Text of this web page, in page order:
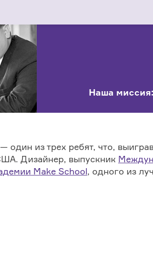
Наша миссия:
из трех ребят, что,
Дизайнер, выпускник
Make School, одного из